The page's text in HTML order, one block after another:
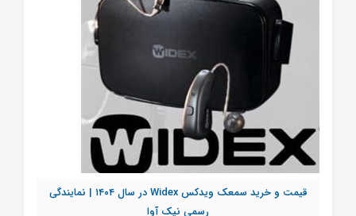
قیمت و خرید سمعک ویدکس Widex در سال ۱۴۰۴ | نمایندگی
رسمی نیک آوا